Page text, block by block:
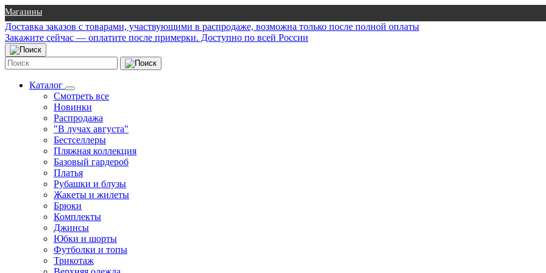
Магазины
Доставка заказов с товарами, участвующими в распродаже, возможна только после полной оплаты
Закажите сейчас — оплатите после примерки. Доступно по всей России
Каталог
Смотреть все
Новинки
Распродажа
"В лучах августа"
Бестселлеры
Пляжная коллекция
Базовый гардероб
Платья
Рубашки и блузы
Жакеты и жилеты
Брюки
Комплекты
Джинсы
Юбки и шорты
Футболки и топы
Трикотаж